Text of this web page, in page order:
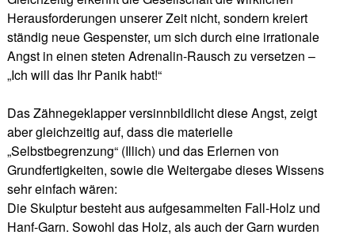
Herausforderungen unserer Zeit nicht, sondern kreiert
ständig neue Gespenster, um sich durch eine irrationale
Angst in einen steten Adrenalin-Rausch zu versetzen –
„Ich will das Ihr Panik habt!“
Das Zähnegeklapper versinnbildlicht diese Angst, zeigt
aber gleichzeitig auf, dass die materielle
„Selbstbegrenzung“ (Illich) und das Erlernen von
Grundfertigkeiten, sowie die Weitergabe dieses Wissens
sehr einfach wären:
Die Skulptur besteht aus aufgesammelten Fall-Holz und
Hanf-Garn. Sowohl das Holz, als auch der Garn wurden